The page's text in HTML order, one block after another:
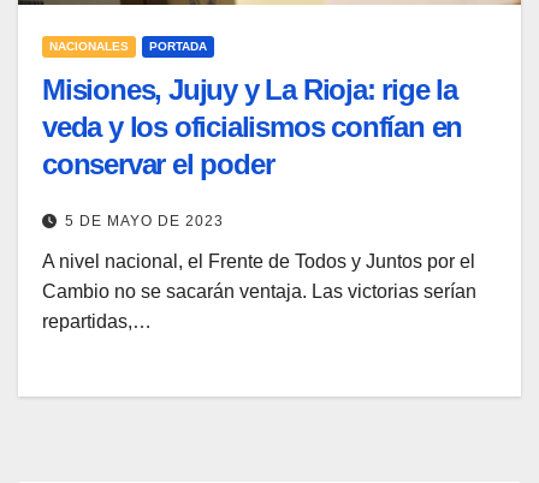
NACIONALES PORTADA
Misiones, Jujuy y La Rioja: rige la
veda y los oficialismos confían en
conservar el poder
5 DE MAYO DE 2023
A nivel nacional, el Frente de Todos y Juntos por el
Cambio no se sacarán ventaja. Las victorias serían
repartidas,…